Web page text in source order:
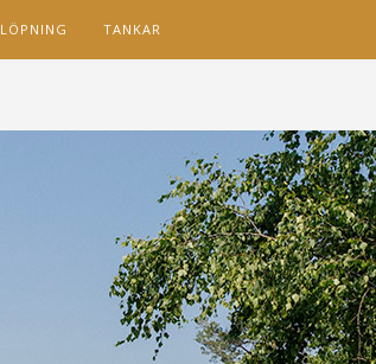
LÖPNING TANKAR